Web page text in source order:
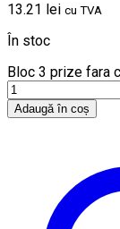
13.21 lei cu TVA
În stoc
Bloc 3 prize fara
Adaugă în coș